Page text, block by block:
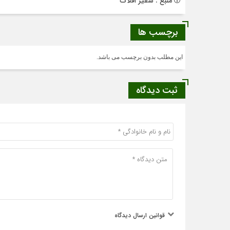
برچسب ها
این مطلب بدون برچسب می باشد.
ثبت دیدگاه
قوانین ارسال دیدگاه